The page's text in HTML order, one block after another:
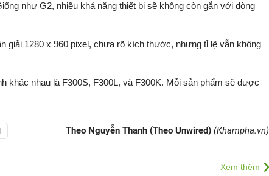
như G2, nhiều khả năng thiết bị sẽ không còn gắn với dòng
giải 1280 x 960 pixel, chưa rõ kích thước, nhưng tỉ lệ vẫn không
khác nhau là F300S, F300L, và F300K. Mỗi sản phẩm sẽ được
Theo Nguyễn Thanh (Theo Unwired) (Khampha.vn)
Xem thêm